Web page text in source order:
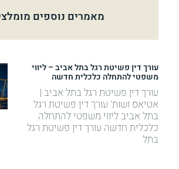
מאמרים נוספים
עורך דין פשיטת רגל בתל אביב – ליווי
משפטי להתחלה כלכלית חדשה
עורך דין פשיטת רגל בתל אביב |
אטיאס ושות' עורך דין פשיטת רגל
בתל אביב ליווי משפטי להתחלה
כלכלית חדשה עורך דין פשיטת רגל
בתל